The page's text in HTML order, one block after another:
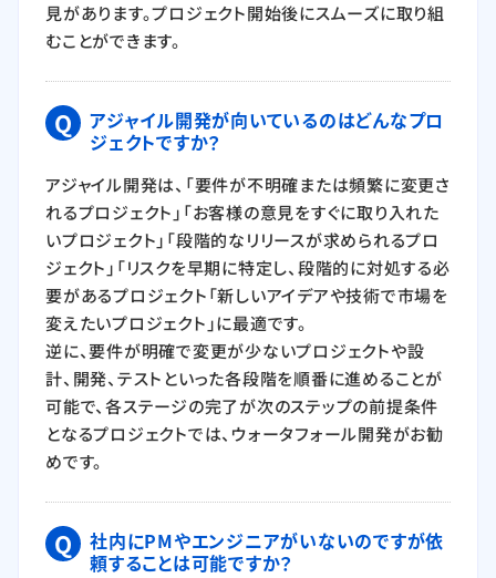
見があります。プロジェクト開始後にスムーズに取り組
むことができます。
Q
アジャイル開発が向いているのはどんなプロ
ジェクトですか？
アジャイル開発は、「要件が不明確または頻繁に変更さ
れるプロジェクト」「お客様の意見をすぐに取り入れた
いプロジェクト」「段階的なリリースが求められるプロ
ジェクト」「リスクを早期に特定し、段階的に対処する必
要があるプロジェクト「新しいアイデアや技術で市場を
変えたいプロジェクト」に最適です。
逆に、要件が明確で変更が少ないプロジェクトや設
計、開発、テストといった各段階を順番に進めることが
可能で、各ステージの完了が次のステップの前提条件
となるプロジェクトでは、ウォータフォール開発がお勧
めです。
Q
社内にPMやエンジニアがいないのですが依
頼することは可能ですか？